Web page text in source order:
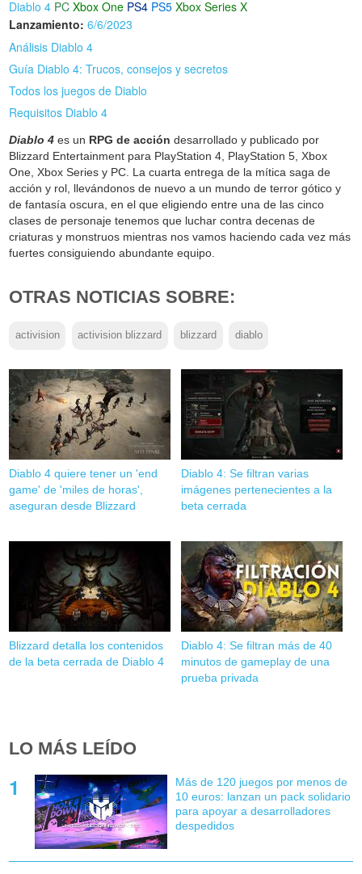
Diablo 4 PC Xbox One PS4 PS5 Xbox Series X
Lanzamiento: 6/6/2023
Análisis Diablo 4
Guía Diablo 4: Trucos, consejos y secretos
Todos los juegos de Diablo
Requisitos Diablo 4
Diablo 4 es un RPG de acción desarrollado y publicado por
Blizzard Entertainment para PlayStation 4, PlayStation 5, Xbox
One, Xbox Series y PC. La cuarta entrega de la mítica saga de
acción y rol, llevándonos de nuevo a un mundo de terror gótico y
de fantasía oscura, en el que eligiendo entre una de las cinco
clases de personaje tenemos que luchar contra decenas de
criaturas y monstruos mientras nos vamos haciendo cada vez más
fuertes consiguiendo abundante equipo.
OTRAS NOTICIAS SOBRE:
activision activision blizzard blizzard diablo
Diablo 4 quiere tener un 'end
game' de 'miles de horas',
aseguran desde Blizzard
Diablo 4: Se filtran varias
imágenes pertenecientes a la
beta cerrada
Blizzard detalla los contenidos
de la beta cerrada de Diablo 4
Diablo 4: Se filtran más de 40
minutos de gameplay de una
prueba privada
LO MÁS LEÍDO
Más de 120 juegos por menos de
10 euros: lanzan un pack solidario
para apoyar a desarrolladores
despedidos